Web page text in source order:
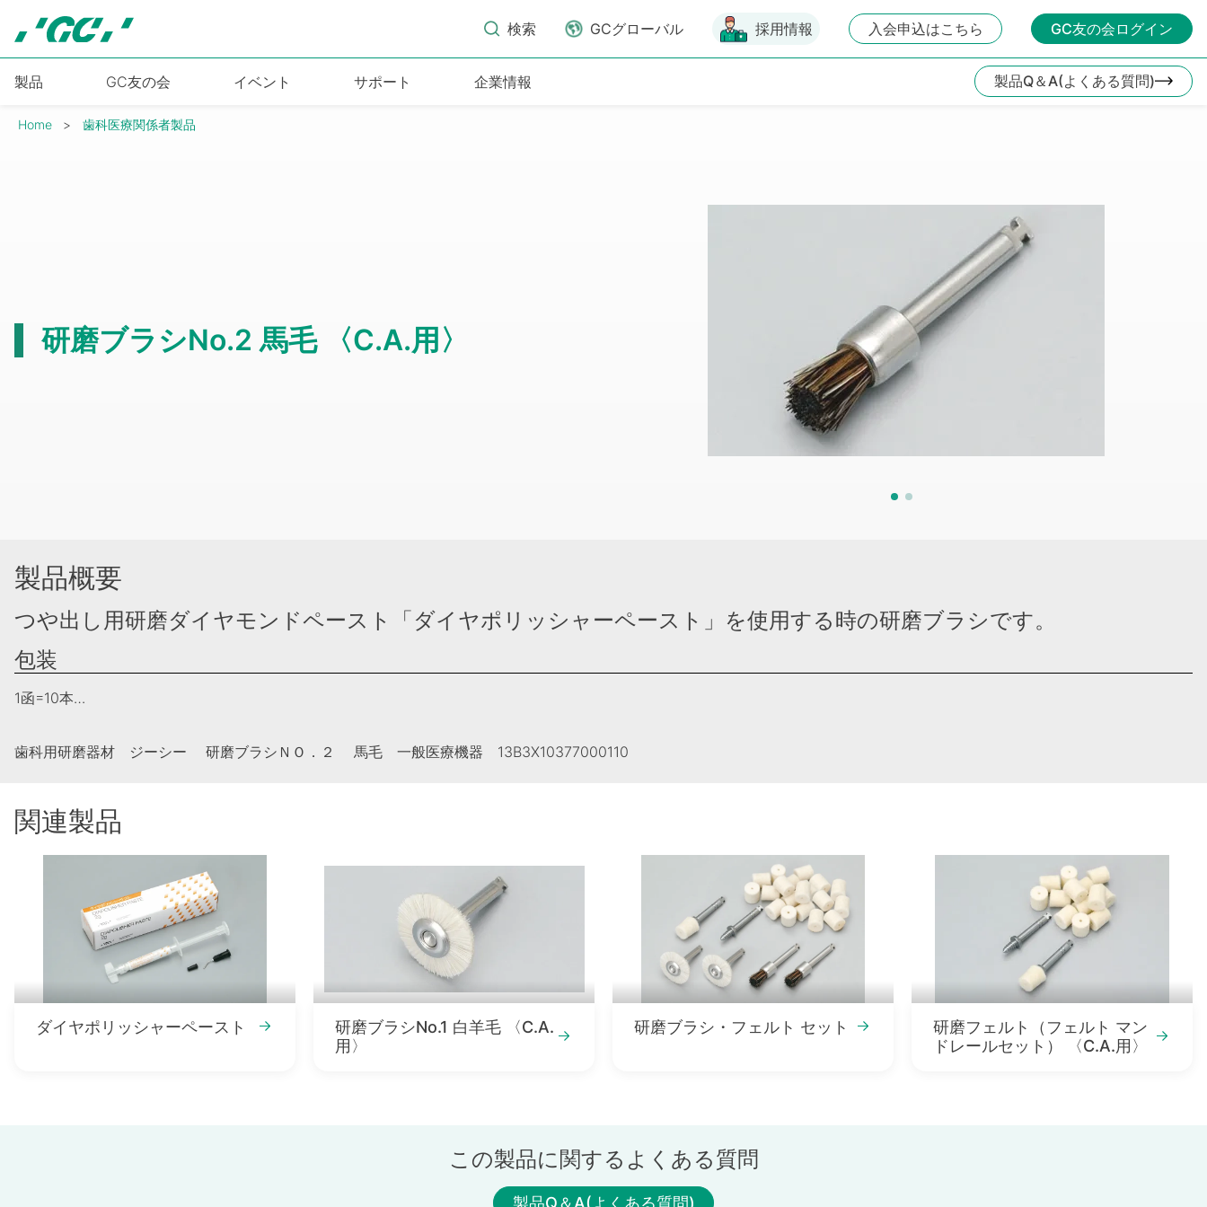
検索 GCグローバル 採用情報 入会申込はこちら GC友の会ログイン
製品 GC友の会 イベント サポート 企業情報 製品Q＆A(よくある質問)
Breadcrumb
Home 歯科医療関係者製品
研磨ブラシNo.2 馬毛 〈C.A.用〉
製品概要
つや出し用研磨ダイヤモンドペースト「ダイヤポリッシャーペースト」を使用する時の研磨ブラシです。
包装
1函=10本…
歯科用研磨器材 ジーシー 研磨ブラシＮＯ．２ 馬毛 一般医療機器 13B3X10377000110
関連製品
ダイヤポリッシャーペースト
研磨ブラシNo.1 白羊毛 〈C.A.
用〉
研磨ブラシ・フェルト セット
研磨フェルト（フェルト マン
ドレールセット） 〈C.A.用〉
この製品に関するよくある質問
製品Q＆A(よくある質問)